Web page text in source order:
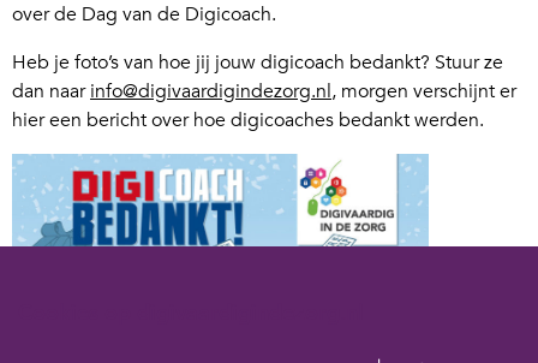
over de Dag van de Digicoach.
Heb je foto’s van hoe jij jouw digicoach bedankt? Stuur ze
dan naarinfo@digivaardigindezorg.nl, morgen verschijnt er
hier een bericht over hoe digicoaches bedankt werden.